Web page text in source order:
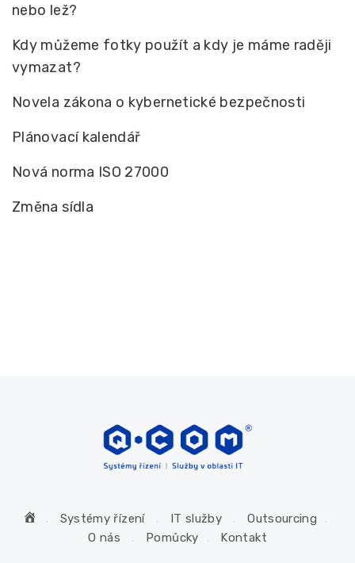
nebo lež?
Kdy můžeme fotky použít a kdy je máme raději
vymazat?
Novela zákona o kybernetické bezpečnosti
Plánovací kalendář
Nová norma ISO 27000
Změna sídla
Systémy řízení IT služby
Outsourcing
O nás
Pomůcky Kontakt